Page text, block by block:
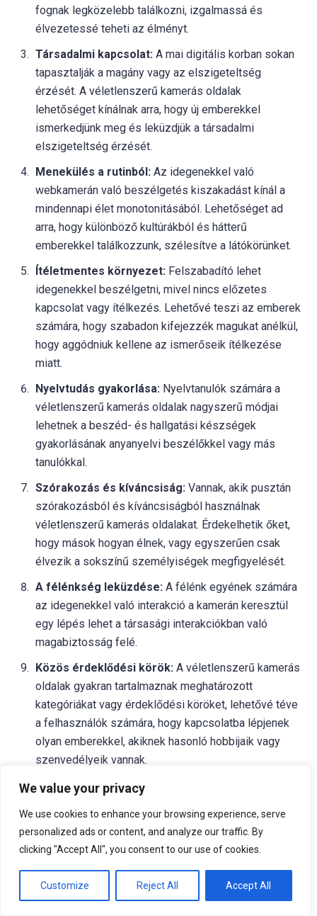
We value your privacy
We use cookies to enhance your browsing experience, serve
personalized ads or content, and analyze our traffic. By
clicking "Accept All", you consent to our use of cookies.
Customize Reject All Accept All
fognak legközelebb találkozni, izgalmassá és
élvezetessé teheti az élményt.
Társadalmi kapcsolat: A mai digitális korban sokan
tapasztalják a magány vagy az elszigeteltség
érzését. A véletlenszerű kamerás oldalak
lehetőséget kínálnak arra, hogy új emberekkel
ismerkedjünk meg és leküzdjük a társadalmi
elszigeteltség érzését.
Menekülés a rutinból: Az idegenekkel való
webkamerán való beszélgetés kiszakadást kínál a
mindennapi élet monotonitásából. Lehetőséget ad
arra, hogy különböző kultúrákból és hátterű
emberekkel találkozzunk, szélesítve a látókörünket.
Ítéletmentes környezet: Felszabadító lehet
idegenekkel beszélgetni, mivel nincs előzetes
kapcsolat vagy ítélkezés. Lehetővé teszi az emberek
számára, hogy szabadon kifejezzék magukat anélkül,
hogy aggódniuk kellene az ismerőseik ítélkezése
miatt.
Nyelvtudás gyakorlása: Nyelvtanulók számára a
véletlenszerű kamerás oldalak nagyszerű módjai
lehetnek a beszéd- és hallgatási készségek
gyakorlásának anyanyelvi beszélőkkel vagy más
tanulókkal.
Szórakozás és kíváncsiság: Vannak, akik pusztán
szórakozásból és kíváncsiságból használnak
véletlenszerű kamerás oldalakat. Érdekelhetik őket,
hogy mások hogyan élnek, vagy egyszerűen csak
élvezik a sokszínű személyiségek megfigyelését.
A félénkség leküzdése: A félénk egyének számára
az idegenekkel való interakció a kamerán keresztül
egy lépés lehet a társasági interakciókban való
magabiztosság felé.
Közös érdeklődési körök: A véletlenszerű kamerás
oldalak gyakran tartalmaznak meghatározott
kategóriákat vagy érdeklődési köröket, lehetővé téve
a felhasználók számára, hogy kapcsolatba lépjenek
olyan emberekkel, akiknek hasonló hobbijaik vagy
szenvedélyeik vannak.
Spontaneitás és véletlen:
találkozásokhoz vezethet, emlékezetes élményeket
Fontos megjegyezni, hogy bár sok felhasználónak pozitív
tapasztalatai vannak a véletlenszerű kamerás oldalakon,